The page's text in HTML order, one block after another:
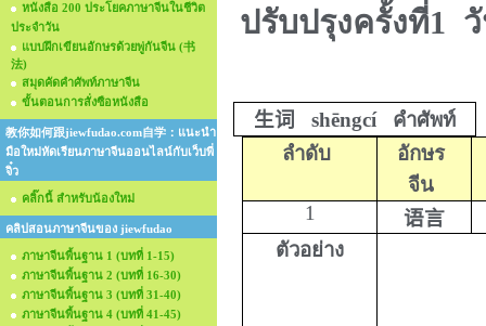
หนังสือ 200 ประโยคภาษาจีนในชีวิต
ประจำวัน
แบบฝึกเขียนอักษรด้วยพู่กันจีน (书
法)
สมุดคัดคำศัพท์ภาษาจีน
ขั้นตอนการสั่งซือหนังสือ
教你如何跟jiewfudao.com自学：แนะนำ
มือใหม่หัดเรียนภาษาจีนออนไลน์กับเว็บพี่
จิ๋ว
คลิ๊กนี้ สำหรับน้องใหม่
คลิปสอนภาษาจีนของ jiewfudao
ภาษาจีนพื้นฐาน 1 (บทที่ 1-15)
ภาษาจีนพื้นฐาน 2 (บทที่ 16-30)
ภาษาจีนพื้นฐาน 3 (บทที่ 31-40)
ภาษาจีนพื้นฐาน 4 (บทที่ 41-45)
ปรับปรุงครั้งที่1 วั
生词 shēngcí คำศัพท์
ลำดับ
อักษร
จีน
1
语言
ตัวอย่าง